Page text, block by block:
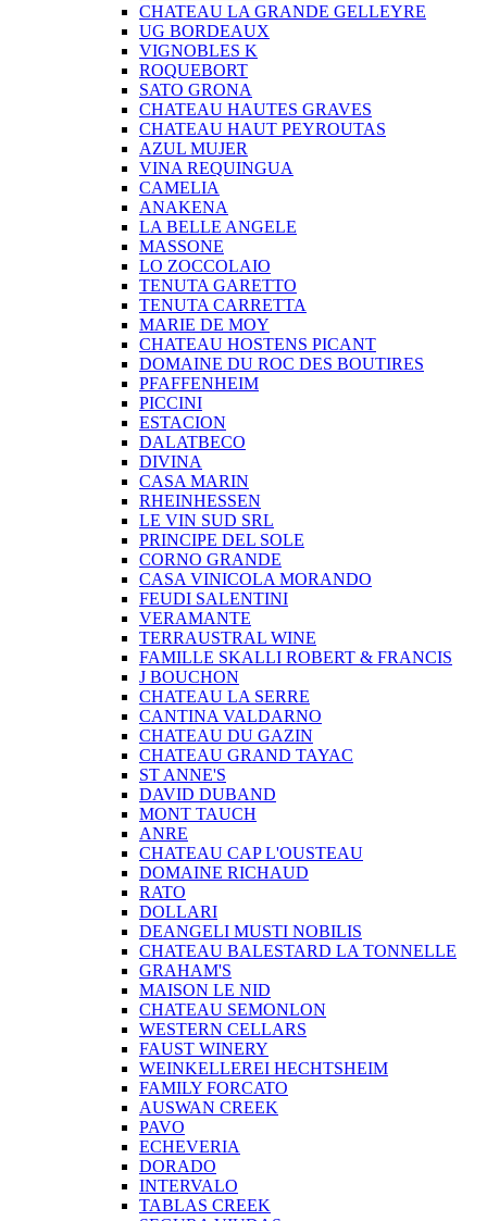
CHATEAU LA GRANDE GELLEYRE
UG BORDEAUX
VIGNOBLES K
ROQUEBORT
SATO GRONA
CHATEAU HAUTES GRAVES
CHATEAU HAUT PEYROUTAS
AZUL MUJER
VINA REQUINGUA
CAMELIA
ANAKENA
LA BELLE ANGELE
MASSONE
LO ZOCCOLAIO
TENUTA GARETTO
TENUTA CARRETTA
MARIE DE MOY
CHATEAU HOSTENS PICANT
DOMAINE DU ROC DES BOUTIRES
PFAFFENHEIM
PICCINI
ESTACION
DALATBECO
DIVINA
CASA MARIN
RHEINHESSEN
LE VIN SUD SRL
PRINCIPE DEL SOLE
CORNO GRANDE
CASA VINICOLA MORANDO
FEUDI SALENTINI
VERAMANTE
TERRAUSTRAL WINE
FAMILLE SKALLI ROBERT & FRANCIS
J BOUCHON
CHATEAU LA SERRE
CANTINA VALDARNO
CHATEAU DU GAZIN
CHATEAU GRAND TAYAC
ST ANNE'S
DAVID DUBAND
MONT TAUCH
ANRE
CHATEAU CAP L'OUSTEAU
DOMAINE RICHAUD
RATO
DOLLARI
DEANGELI MUSTI NOBILIS
CHATEAU BALESTARD LA TONNELLE
GRAHAM'S
MAISON LE NID
CHATEAU SEMONLON
WESTERN CELLARS
FAUST WINERY
WEINKELLEREI HECHTSHEIM
FAMILY FORCATO
AUSWAN CREEK
PAVO
ECHEVERIA
DORADO
INTERVALO
TABLAS CREEK